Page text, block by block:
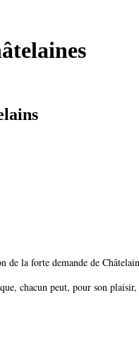
la forte demande de
chacun peut, pour son